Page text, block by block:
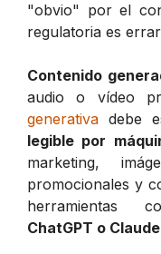
"obvio" por el
regulatoria es
Contenido
audio o vídeo
generativa debe
legible por
marketing,
promocionales y
herramientas
ChatGPT o Claude